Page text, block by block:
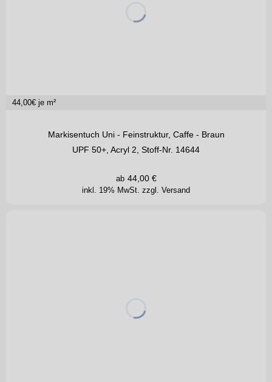
44,00€ je m²
Markisentuch Uni - Feinstruktur, Caffe - Braun
UPF 50+, Acryl 2, Stoff-Nr. 14644
inkl. 19% MwSt. zzgl. Versand
ab 44,00€